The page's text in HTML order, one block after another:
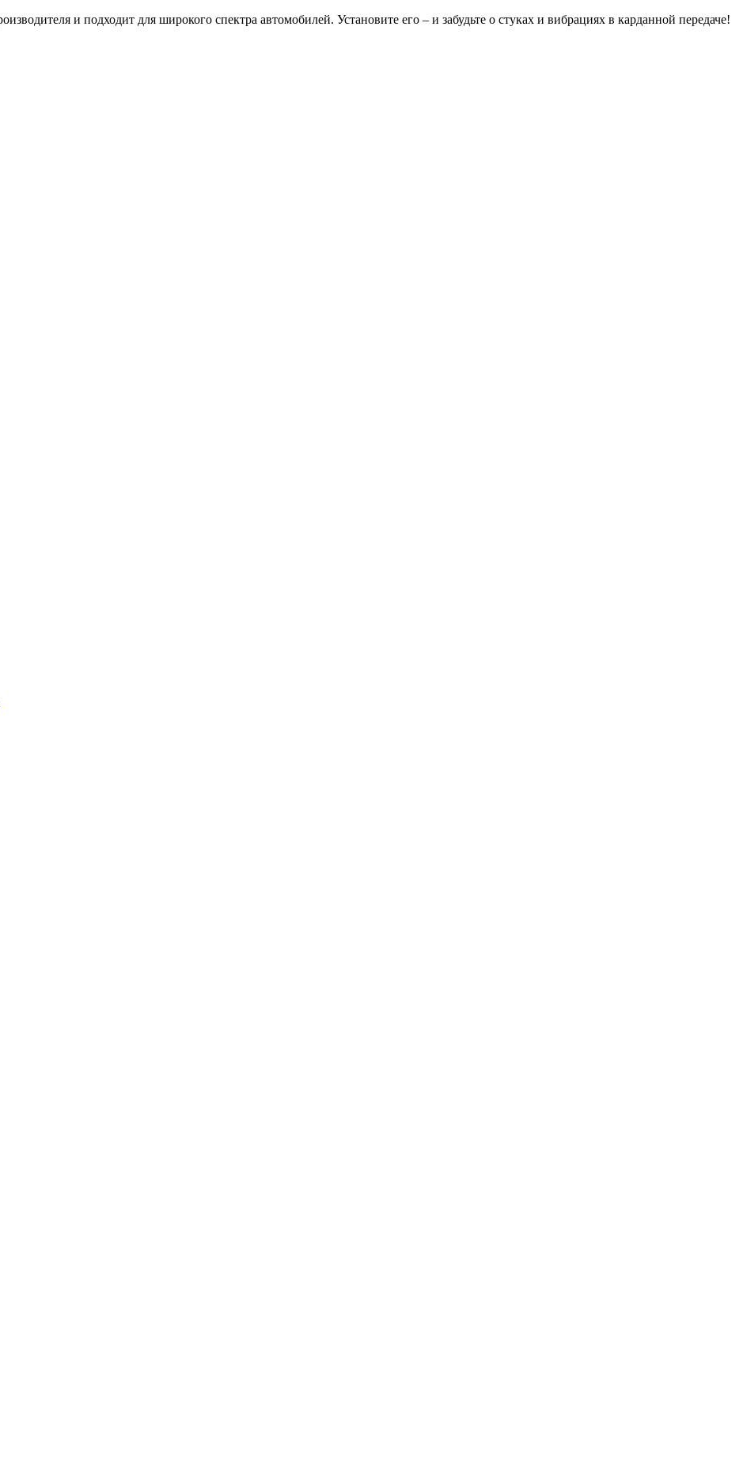
и подходит для широкого спектра автомобилей. Установите его – и забудьте о стуках и вибрациях в карданной передаче!